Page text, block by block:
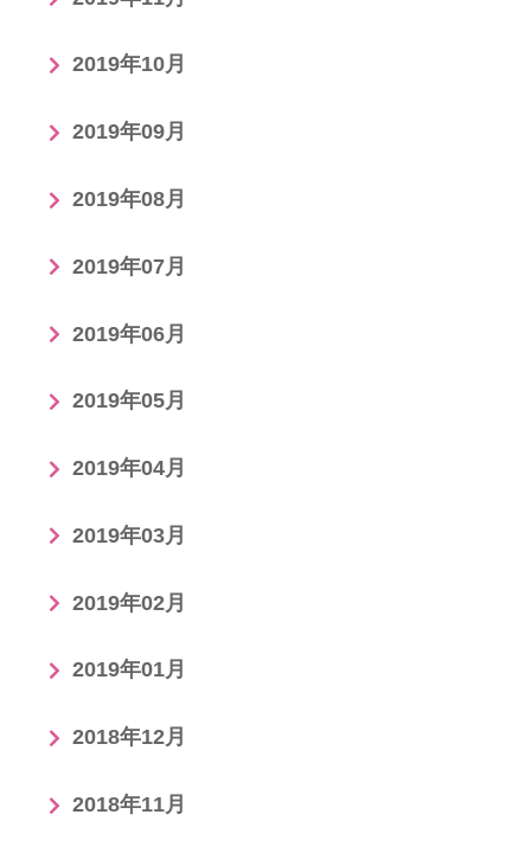
2019年10月
2019年09月
2019年08月
2019年07月
2019年06月
2019年05月
2019年04月
2019年03月
2019年02月
2019年01月
2018年12月
2018年11月